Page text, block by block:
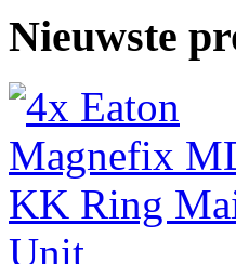
Nieuwste